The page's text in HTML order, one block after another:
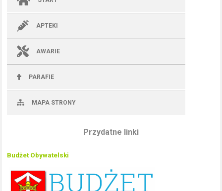
APTEKI
AWARIE
PARAFIE
MAPA STRONY
Przydatne linki
Budżet Obywatelski